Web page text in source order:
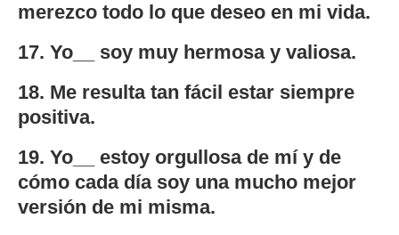
merezco todo lo que deseo en mi vida.
17. Yo__ soy muy hermosa y valiosa.
18. Me resulta tan fácil estar siempre
positiva.
19. Yo__ estoy orgullosa de mí y de
cómo cada día soy una mucho mejor
versión de mi misma.